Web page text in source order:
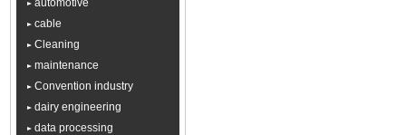
automotive
cable
Cleaning
maintenance
Convention industry
dairy engineering
data processing